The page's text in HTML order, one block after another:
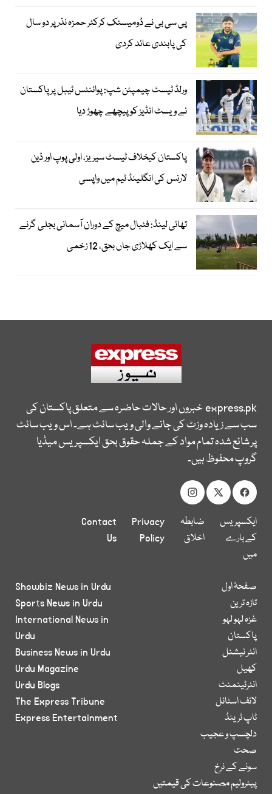
پی سی بی نے ڈومیسٹک کرکٹر حمزہ نذر پر دو سال
کی پابندی عائد کردی
ورلڈ ٹیسٹ چیمپئن شپ: پوائنٹس ٹیبل پر پاکستان
نے ویسٹ انڈیز کو پیچھے چھوڑ دیا
پاکستان کیخلاف ٹیسٹ سیریز، اولی پوپ اور ڈین
لارنس کی انگلینڈ ٹیم میں واپسی
تھائی لینڈ: فٹبال میچ کے دوران آسمانی بجلی گرنے
سے ایک کھلاڑی جاں بحق، 12 زخمی
express.pkخبروں اور حالات حاضرہ سے متعلق پاکستان کی
سب سے زیادہ وزٹ کی جانے والی ویب سائٹ ہے۔ اس ویب سائٹ
پر شائع شدہ تمام مواد کے جملہ حقوق بحق ایکسپریس میڈیا
گروپ محفوظ ہیں۔
ایکسپریس
کے بارے
میں
ضابطہ
اخلاق
Privacy
Policy
Contact
Us
صفحۂ اول
تازہ ترین
غزہ لہو لہو
پاکستان
انٹر نیشنل
کھیل
انٹرٹینمنٹ
لائف اسٹائل
ٹاپ ٹرینڈ
دلچسپ و عجیب
صحت
سونے کے نرخ
پیٹرولیم مصنوعات کی قیمتیں
Showbiz News in Urdu
Sports News in Urdu
International News in
Urdu
Business News in Urdu
Urdu Magazine
Urdu Blogs
The Express Tribune
Express Entertainment